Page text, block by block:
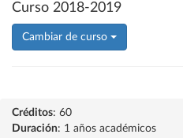
Curso 2018-2019
Cambiar de curso
Créditos: 60
Duración: 1 años académicos